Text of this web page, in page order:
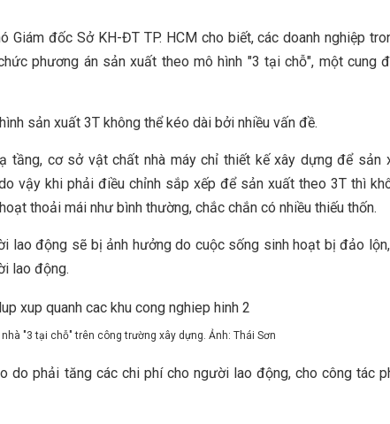
Giám đốc Sở KH-ĐT TP. HCM cho biết, các doanh nghiệp
phương án sản xuất theo mô hình "3 tại chỗ", một cung
sản xuất 3T không thể kéo dài bởi nhiều vấn đề.
tầng, cơ sở vật chất nhà máy chỉ thiết kế xây dựng để sản
vậy khi phải điều chỉnh sắp xếp để sản xuất theo 3T thì
thoải mái như bình thường, chắc chắn có nhiều thiếu thốn.
lao động sẽ bị ảnh hưởng do cuộc sống sinh hoạt bị đảo
lao động.
"3 tại chỗ" trên công trường xây dựng. Ảnh: Thái Sơn
do phải tăng các chi phí cho người lao động, cho công tác